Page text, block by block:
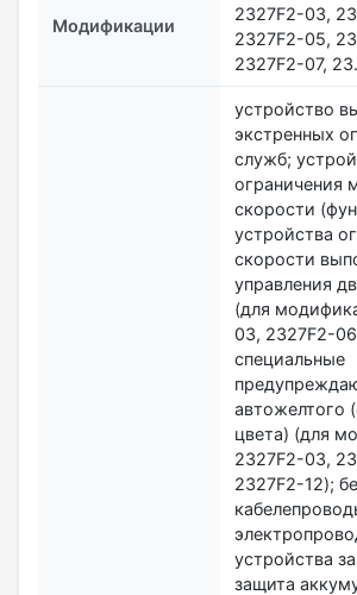
Модификации
2327F2-03,
2327F2-05,
2327F2-07,
устройство
экстренных
служб;
ограничения
скорости
устройства
скорости
управления
(для
03, 2327F2-
специальные
автожелтого
цвета) (для
2327F2-03,
2327F2-12);
устройства
защита